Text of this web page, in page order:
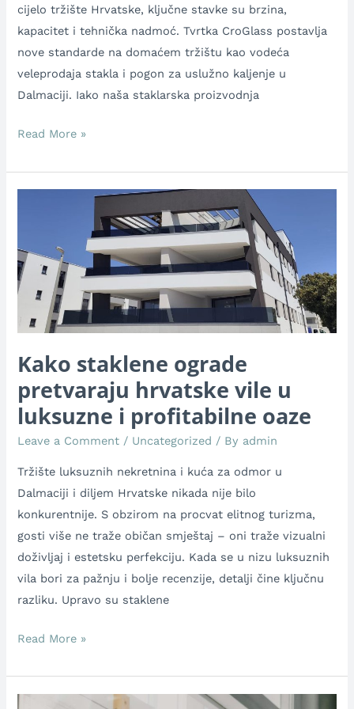
cijelo tržište Hrvatske, ključne stavke su brzina,
kapacitet i tehnička nadmoć. Tvrtka CroGlass postavlja
nove standarde na domaćem tržištu kao vodeća
veleprodaja stakla i pogon za uslužno kaljenje u
Dalmaciji. Iako naša staklarska proizvodnja
Read More »
Kako staklene ograde
pretvaraju hrvatske vile u
luksuzne i profitabilne oaze
Leave a Comment / Uncategorized / By admin
Tržište luksuznih nekretnina i kuća za odmor u
Dalmaciji i diljem Hrvatske nikada nije bilo
konkurentnije. S obzirom na procvat elitnog turizma,
gosti više ne traže običan smještaj – oni traže vizualni
doživljaj i estetsku perfekciju. Kada se u nizu luksuznih
vila bori za pažnju i bolje recenzije, detalji čine ključnu
razliku. Upravo su staklene
pretvaraju
hrvatske
i
profitabilne
oaze
Read More »